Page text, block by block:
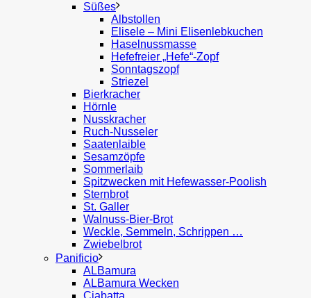
Süßes
Albstollen
Elisele – Mini Elisenlebkuchen
Haselnussmasse
Hefefreier „Hefe“-Zopf
Sonntagszopf
Striezel
Bierkracher
Hörnle
Nusskracher
Ruch-Nusseler
Saatenlaible
Sesamzöpfe
Sommerlaib
Spitzwecken mit Hefewasser-Poolish
Sternbrot
St. Galler
Walnuss-Bier-Brot
Weckle, Semmeln, Schrippen …
Zwiebelbrot
Panificio
ALBamura
ALBamura Wecken
Ciabatta